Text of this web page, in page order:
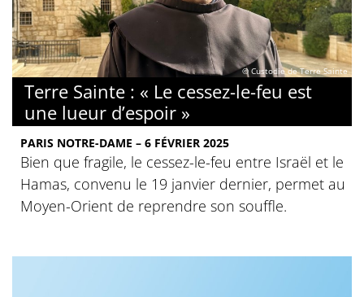
© Custodie de Terre Sainte
Terre Sainte : « Le cessez-le-feu est
une lueur d’espoir »
PARIS NOTRE-DAME – 6 FÉVRIER 2025
Bien que fragile, le cessez-le-feu entre Israël et le
Hamas, convenu le 19 janvier dernier, permet au
Moyen-Orient de reprendre son souffle.